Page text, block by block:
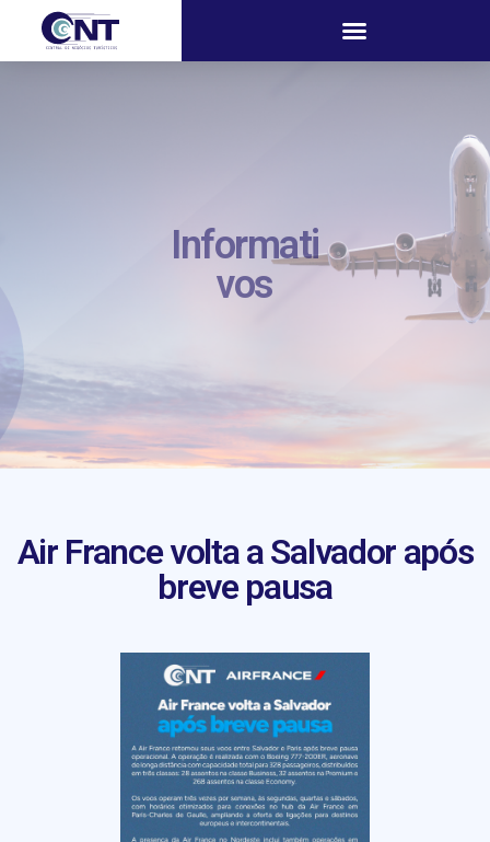
Informati
vos
Air France volta a Salvador após
breve pausa